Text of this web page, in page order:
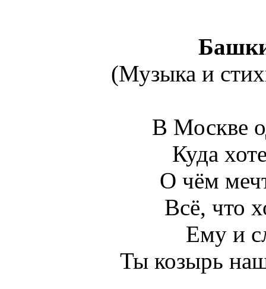
(Музыка и
В Москве
Куда
О чём
Всё, что
Ему и
Ты козырь